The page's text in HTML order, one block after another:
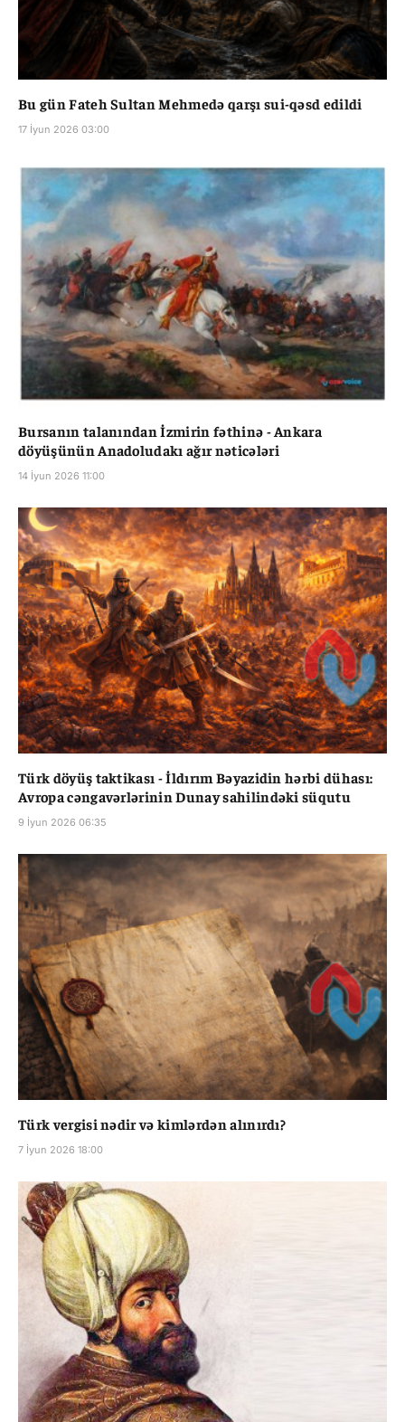
Bu gün Fateh Sultan Mehmedə qarşı sui-qəsd edildi
17 İyun 2026 03:00
Bursanın talanından İzmirin fəthinə - Ankara
döyüşünün Anadoludakı ağır nəticələri
14 İyun 2026 11:00
Türk döyüş taktikası - İldırım Bəyazidin hərbi dühası:
Avropa cəngavərlərinin Dunay sahilindəki süqutu
9 İyun 2026 06:35
Türk vergisi nədir və kimlərdən alınırdı?
7 İyun 2026 18:00